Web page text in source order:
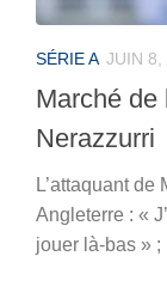
SÉRIE A JUIN 8,
Marché de
Nerazzurri
L’attaquant
Angleterre : «
jouer là-bas » ;